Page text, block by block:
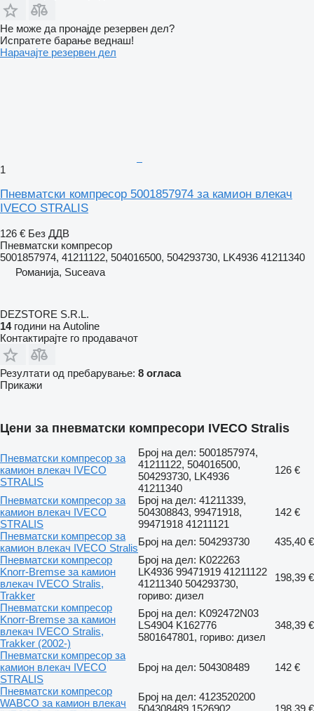
Не може да пронајде резервен дел?
Испратете барање веднаш!
Нарачајте резервен дел
1
Пневматски компресор 5001857974 за камион влекач
IVECO STRALIS
126 € Без ДДВ
Пневматски компресор
5001857974, 41211122, 504016500, 504293730, LK4936 41211340
Романија, Suceava
DEZSTORE S.R.L.
14години на Autoline
Контактирајте го продавачот
Резултати од пребарување: 8 огласа
Прикажи
Цени за пневматски компресори IVECO Stralis
Пневматски компресор за
камион влекач IVECO
STRALIS
Број на дел: 5001857974,
41211122, 504016500,
504293730, LK4936
41211340
126 €
Пневматски компресор за
камион влекач IVECO
STRALIS
Број на дел: 41211339,
504308843, 99471918,
99471918 41211121
142 €
Пневматски компресор за
камион влекач IVECO Stralis
Број на дел: 504293730
435,40 €
Пневматски компресор
Knorr-Bremse за камион
влекач IVECO Stralis,
Trakker
Број на дел: K022263
LK4936 99471919 41211122
41211340 504293730,
гориво: дизел
198,39 €
Пневматски компресор
Knorr-Bremse за камион
влекач IVECO Stralis,
Trakker (2002-)
Број на дел: K092472N03
LS4904 K162776
5801647801, гориво: дизел
348,39 €
Пневматски компресор за
камион влекач IVECO
STRALIS
Број на дел: 504308489
142 €
Пневматски компресор
WABCO за камион влекач
Број на дел: 4123520200
504308489 1526902
198,39 €